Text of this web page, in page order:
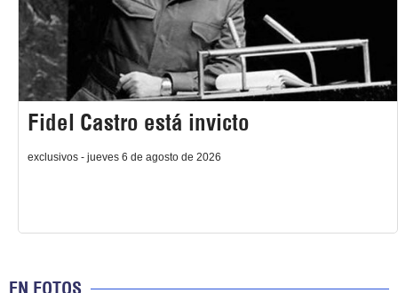
Fidel Castro está invicto
exclusivos - jueves 6 de agosto de 2026
EN FOTOS